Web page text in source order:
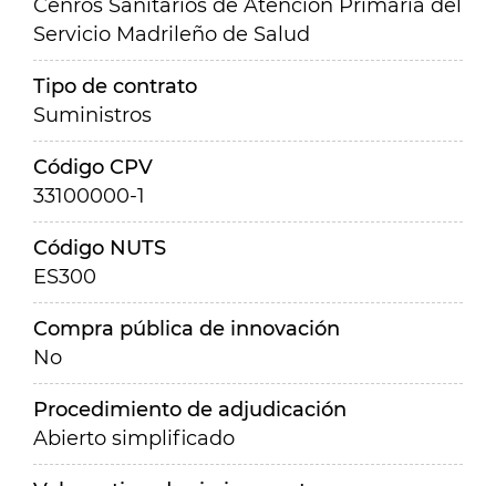
Cenros Sanitarios de Atención Primaria del
Servicio Madrileño de Salud
Tipo de contrato
Suministros
Código CPV
33100000-1
Código NUTS
ES300
Compra pública de innovación
No
Procedimiento de adjudicación
Abierto simplificado